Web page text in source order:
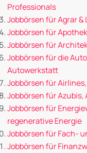
Professionals
Jobbörsen für Agrar
Jobbörsen für
Jobbörsen für
Jobbörsen für die
Autowerkstatt
Jobbörsen für
Jobbörsen für
Jobbörsen für
regenerative Energie
Jobbörsen für Fach-
Jobbörsen für